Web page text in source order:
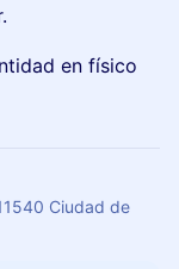
en físico
Ciudad de